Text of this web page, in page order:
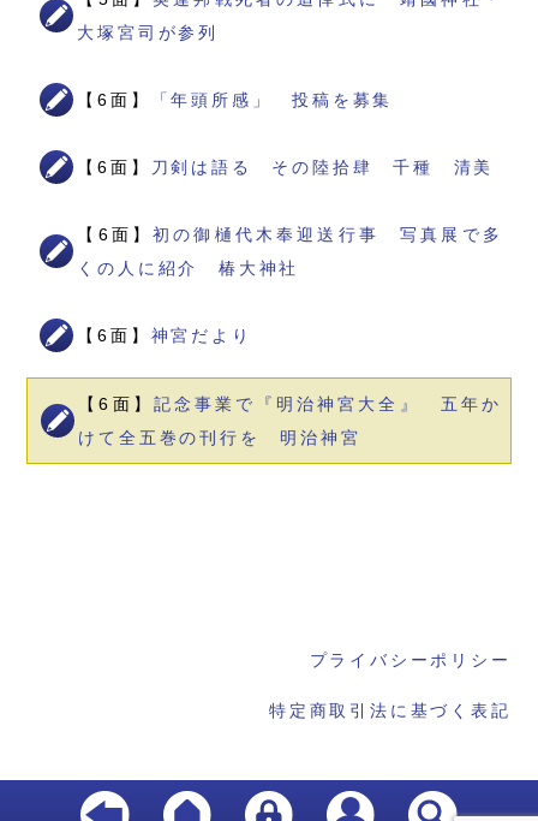
大塚宮司が参列
【6面】 「年頭所感」 投稿を募集
【6面】 刀剣は語る その陸拾肆 千種 清美
【6面】初の御樋代木奉迎送行事 写真展で多
くの人に紹介 椿大神社
【6面】 神宮だより
【6面】 記念事業で『明治神宮大全』 五年か
けて全五巻の刊行を 明治神宮
プライバシーポリシー
特定商取引法に基づく表記